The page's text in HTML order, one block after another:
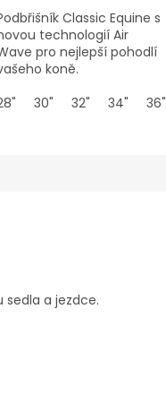
cm 90 cm
Classic Equine s
technologií Air
pro nejlepší pohodlí
koně.
30" 32" 34" 36"
a jezdce.